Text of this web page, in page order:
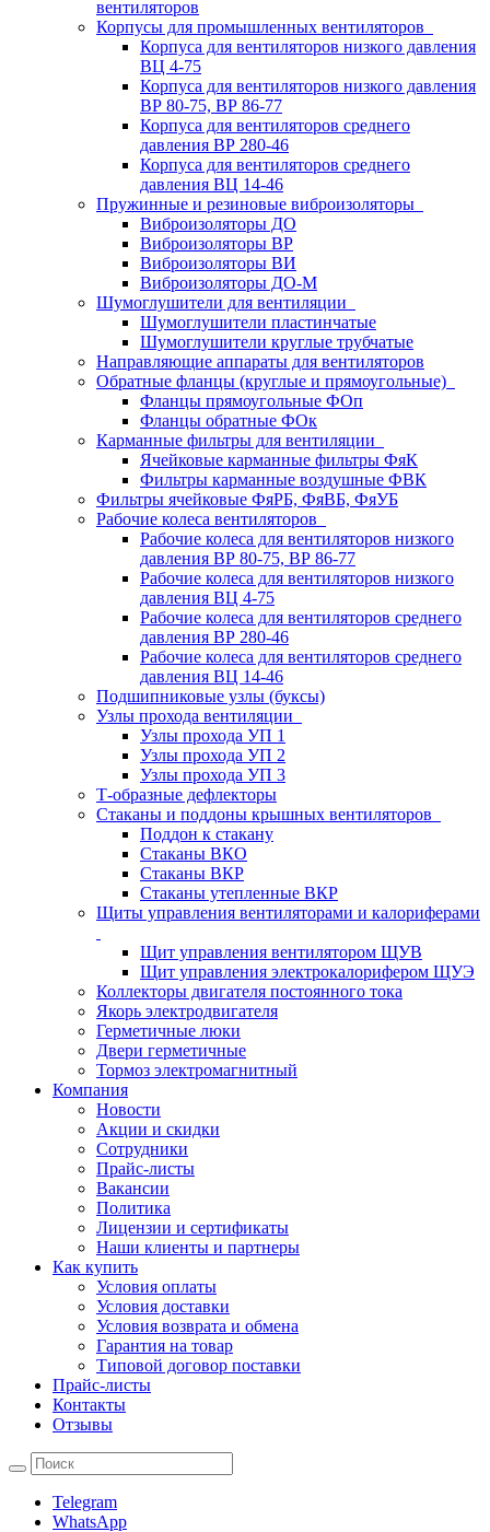
вентиляторов
Корпусы для промышленных вентиляторов
Корпуса для вентиляторов низкого давления
ВЦ 4-75
Корпуса для вентиляторов низкого давления
ВР 80-75, ВР 86-77
Корпуса для вентиляторов среднего
давления ВР 280-46
Корпуса для вентиляторов среднего
давления ВЦ 14-46
Пружинные и резиновые виброизоляторы
Виброизоляторы ДО
Виброизоляторы ВР
Виброизоляторы ВИ
Виброизоляторы ДО-М
Шумоглушители для вентиляции
Шумоглушители пластинчатые
Шумоглушители круглые трубчатые
Направляющие аппараты для вентиляторов
Обратные фланцы (круглые и прямоугольные)
Фланцы прямоугольные ФОп
Фланцы обратные ФОк
Карманные фильтры для вентиляции
Ячейковые карманные фильтры ФяК
Фильтры карманные воздушные ФВК
Фильтры ячейковые ФяРБ, ФяВБ, ФяУБ
Рабочие колеса вентиляторов
Рабочие колеса для вентиляторов низкого
давления ВР 80-75, ВР 86-77
Рабочие колеса для вентиляторов низкого
давления ВЦ 4-75
Рабочие колеса для вентиляторов среднего
давления ВР 280-46
Рабочие колеса для вентиляторов среднего
давления ВЦ 14-46
Подшипниковые узлы (буксы)
Узлы прохода вентиляции
Узлы прохода УП 1
Узлы прохода УП 2
Узлы прохода УП 3
Т-образные дефлекторы
Стаканы и поддоны крышных вентиляторов
Поддон к стакану
Стаканы ВКО
Стаканы ВКР
Стаканы утепленные ВКР
Щиты управления вентиляторами и калориферами
Щит управления вентилятором ЩУВ
Щит управления электрокалорифером ЩУЭ
Коллекторы двигателя постоянного тока
Якорь электродвигателя
Герметичные люки
Двери герметичные
Тормоз электромагнитный
Компания
Новости
Акции и скидки
Сотрудники
Прайс-листы
Вакансии
Политика
Лицензии и сертификаты
Наши клиенты и партнеры
Как купить
Условия оплаты
Условия доставки
Условия возврата и обмена
Гарантия на товар
Типовой договор поставки
Прайс-листы
Контакты
Отзывы
Telegram
WhatsApp